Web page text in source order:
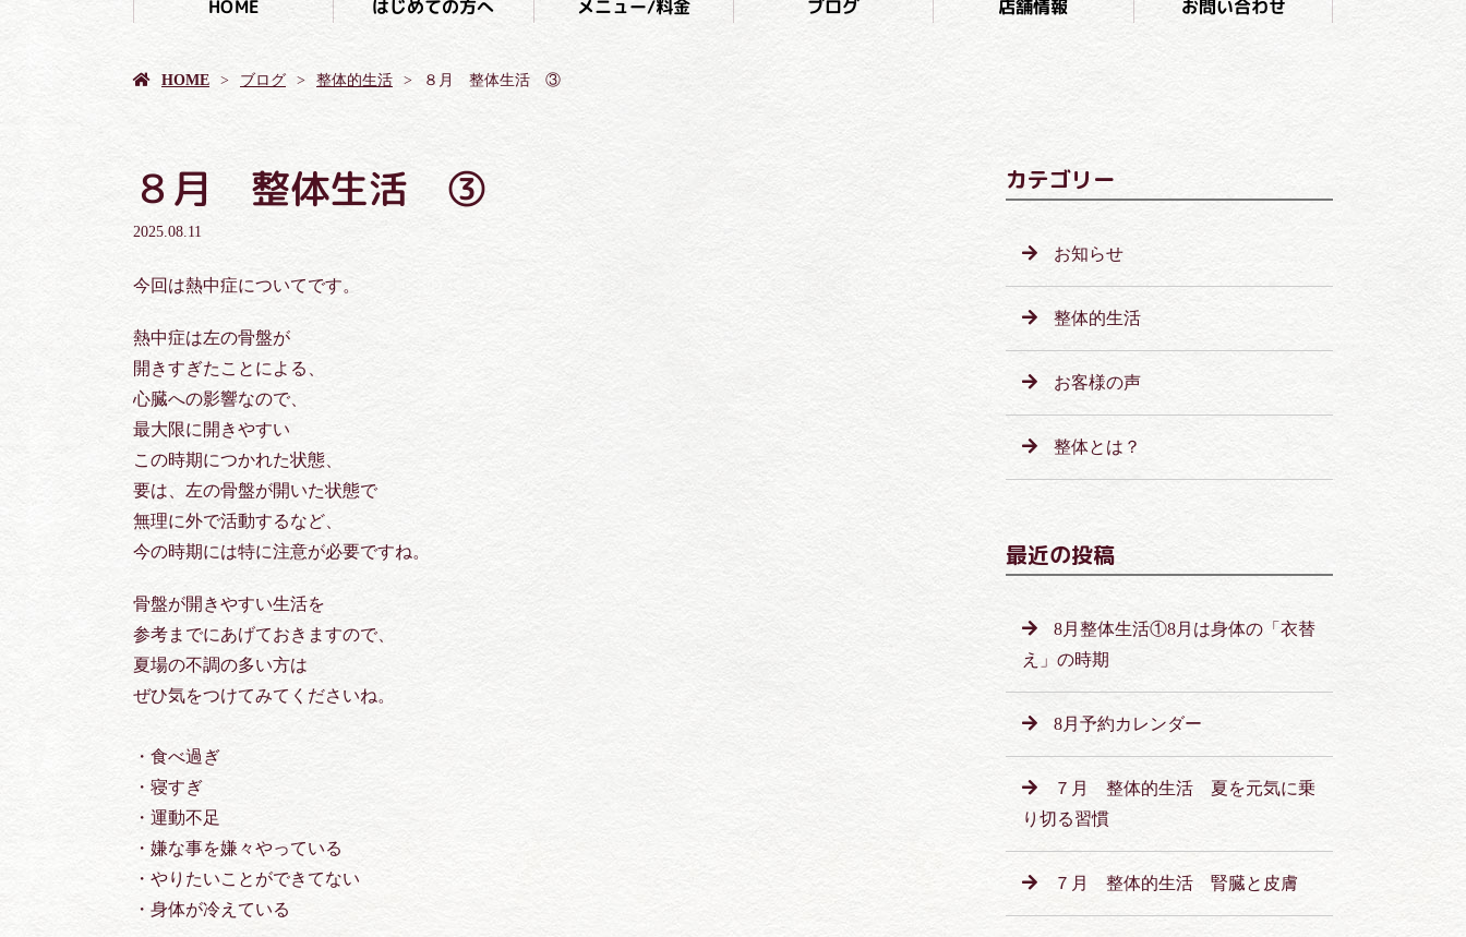
HOME はじめての方へ メニュー/料金 ブログ 店舗情報 お問い合わせ
HOME ブログ 整体的生活 ８月 整体生活 ③
８月 整体生活 ③
2025.08.11
今回は熱中症についてです。
熱中症は左の骨盤が
開きすぎたことによる、
心臓への影響なので、
最大限に開きやすい
この時期につかれた状態、
要は、左の骨盤が開いた状態で
無理に外で活動するなど、
今の時期には特に注意が必要ですね。
骨盤が開きやすい生活を
参考までにあげておきますので、
夏場の不調の多い方は
ぜひ気をつけてみてくださいね。
・食べ過ぎ
・寝すぎ
・運動不足
・嫌な事を嫌々やっている
・やりたいことができてない
・身体が冷えている
カテゴリー
お知らせ
整体的生活
お客様の声
整体とは？
最近の投稿
8月整体生活①8月は身体の「衣替
え」の時期
8月予約カレンダー
７月 整体的生活 夏を元気に乗
り切る習慣
７月 整体的生活 腎臓と皮膚